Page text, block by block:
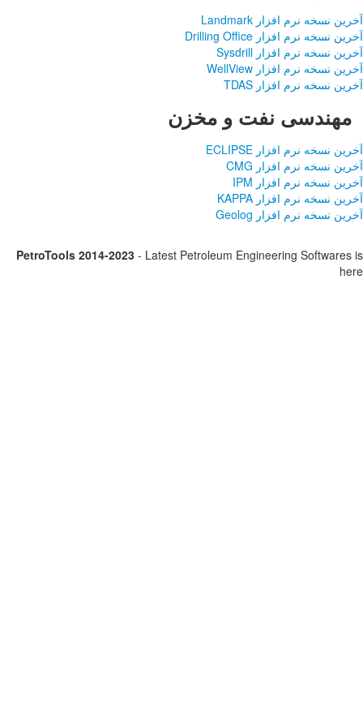
PetroTools 2014-2023 -